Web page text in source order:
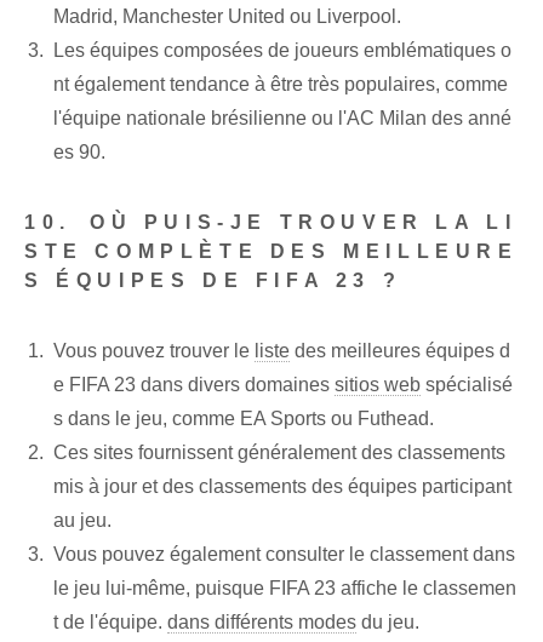
Madrid, Manchester United ou Liverpool.
Les équipes composées de joueurs emblématiques o
nt également tendance à être très populaires, comme
l'équipe nationale brésilienne ou l'AC Milan des anné
es 90.
10. ⁢OÙ PUIS-JE TROUVER LA LI
STE COMPLÈTE DES MEILLEURE
S ÉQUIPES DE FIFA 23 ?
Vous pouvez trouver le liste des meilleures équipes d
e FIFA 23 dans divers domaines sitios web spécialisé
s dans le jeu, comme EA Sports ou Futhead.
Ces sites fournissent généralement des classements
mis à jour et des classements des équipes participant
au jeu.
Vous pouvez également consulter le classement dans
le jeu lui-même, puisque FIFA 23 affiche le classemen
t de l'équipe. dans différents modes du jeu.